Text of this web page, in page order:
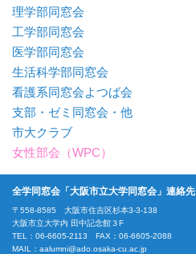
理学部同窓会
工学部同窓会
医学部同窓会
生活科学部同窓会
看護系同窓会よつば会
支部・ゼミ同窓会・他
市大クラブ
女性部会（WPC）
全学同窓会「大阪市立大学同窓会」連絡先
〒558-8585 大阪市住吉区杉本3-3-138
大阪市立大学内 田中記念館３F
TEL：06-6605-2113 FAX：06-6605-2088
MAIL： aalumni@ado.osaka-cu.ac.jp